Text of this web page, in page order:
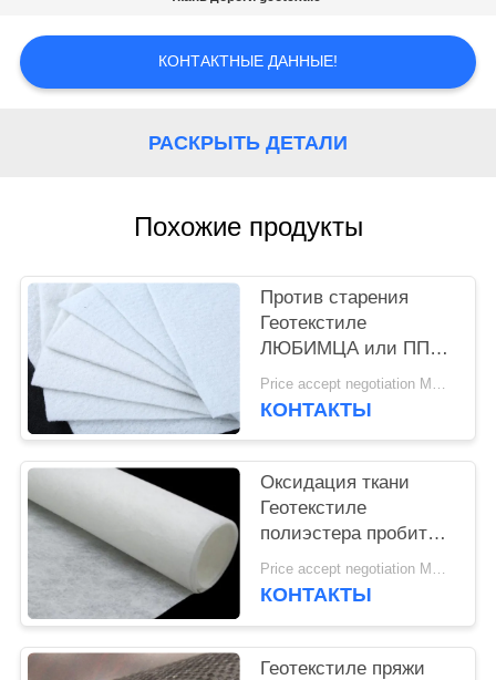
КАРТА
КОНТАКТНЫЕ ДАННЫЕ!
РАСКРЫТЬ ДЕТАЛИ
Похожие продукты
Против старения
Геотекстиле
ЛЮБИМЦА или ПП
ткани стабилизации
Геотекстиле пробитое
Price accept negotiation MOQ:1sqm
КОНТАКТЫ
Оксидация ткани
Геотекстиле
полиэстера пробитая
иглой не сплетенная
не сплетенная анти-
Price accept negotiation MOQ:100sq.m.
КОНТАКТЫ
Геотекстиле пряжи